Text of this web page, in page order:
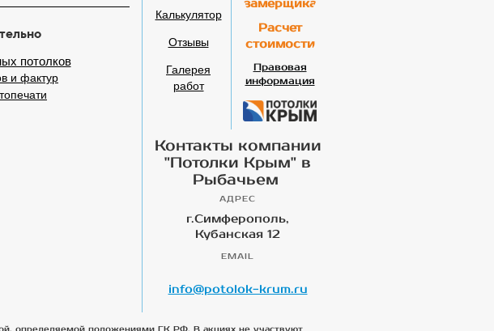
потолков
и фактур
Калькулятор
Отзывы
Галерея
работ
замерщика
Расчет
стоимости
Правовая
информация
Контакты компании
"Потолки Крым" в
Рыбачьем
АДРЕС
г.Симферополь,
Кубанская 12
EMAIL
info@potolok-krum.ru